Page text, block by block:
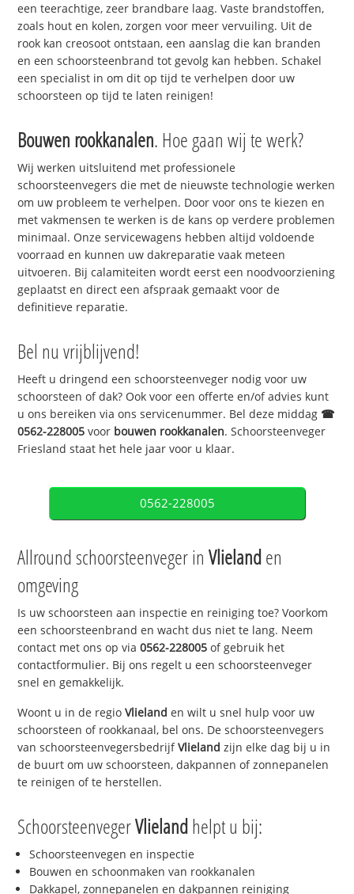
een teerachtige, zeer brandbare laag. Vaste brandstoffen,
zoals hout en kolen, zorgen voor meer vervuiling. Uit de
rook kan creosoot ontstaan, een aanslag die kan branden
en een schoorsteenbrand tot gevolg kan hebben. Schakel
een specialist in om dit op tijd te verhelpen door uw
schoorsteen op tijd te laten reinigen!
Bouwen rookkanalen. Hoe gaan wij te werk?
Wij werken uitsluitend met professionele
schoorsteenvegers die met de nieuwste technologie werken
om uw probleem te verhelpen. Door voor ons te kiezen en
met vakmensen te werken is de kans op verdere problemen
minimaal. Onze servicewagens hebben altijd voldoende
voorraad en kunnen uw dakreparatie vaak meteen
uitvoeren. Bij calamiteiten wordt eerst een noodvoorziening
geplaatst en direct een afspraak gemaakt voor de
definitieve reparatie.
Bel nu vrijblijvend!
Heeft u dringend een schoorsteenveger nodig voor uw
schoorsteen of dak? Ook voor een offerte en/of advies kunt
u ons bereiken via ons servicenummer. Bel deze middag ☎
0562-228005 voor bouwen rookkanalen. Schoorsteenveger
Friesland staat het hele jaar voor u klaar.
0562-228005
Allround schoorsteenveger inVlielanden
omgeving
Is uw schoorsteen aan inspectie en reiniging toe? Voorkom
een schoorsteenbrand en wacht dus niet te lang. Neem
contact met ons op via0562-228005 of gebruik het
contactformulier. Bij ons regelt u een schoorsteenveger
snel en gemakkelijk.
Woont u in de regioVlieland en wilt u snel hulp voor uw
schoorsteen of rookkanaal, bel ons. De schoorsteenvegers
van schoorsteenvegersbedrijfVlieland zijn elke dag bij u in
de buurt om uw schoorsteen, dakpannen of zonnepanelen
te reinigen of te herstellen.
SchoorsteenvegerVlielandhelpt u bij:
Schoorsteenvegen en inspectie
Bouwen en schoonmaken van rookkanalen
Dakkapel, zonnepanelen en dakpannen reiniging